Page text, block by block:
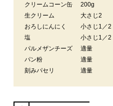
クリームコーン缶
200g
生クリーム
大さじ2
おろしにんにく
小さじ1／2
塩
小さじ1／2
パルメザンチーズ
適量
パン粉
適量
刻みパセリ
適量